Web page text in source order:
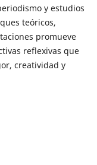
y estudios
teóricos,
promueve
reflexivas que
creatividad y